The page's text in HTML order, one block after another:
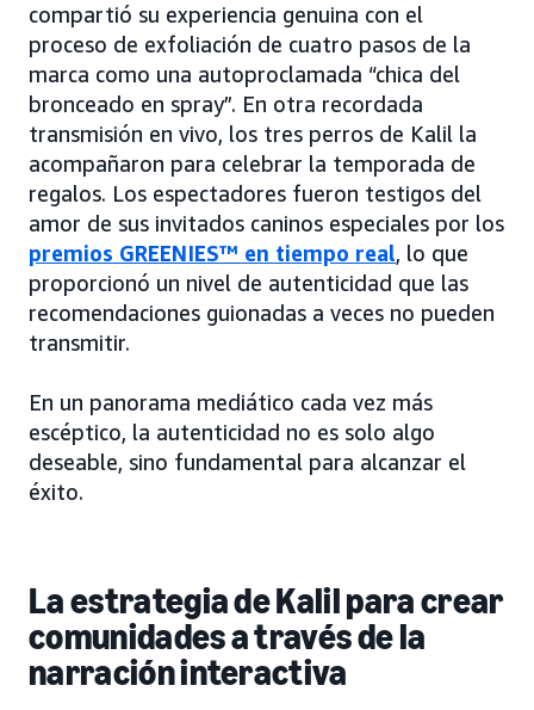
compartió su experiencia genuina con el
proceso de exfoliación de cuatro pasos de la
marca como una autoproclamada “chica del
bronceado en spray”. En otra recordada
transmisión en vivo, los tres perros de Kalil la
acompañaron para celebrar la temporada de
regalos. Los espectadores fueron testigos del
amor de sus invitados caninos especiales por los
premios GREENIES™ en tiempo real, lo que
proporcionó un nivel de autenticidad que las
recomendaciones guionadas a veces no pueden
transmitir.
En un panorama mediático cada vez más
escéptico, la autenticidad no es solo algo
deseable, sino fundamental para alcanzar el
éxito.
La estrategia de Kalil para crear
comunidades a través de la
narración interactiva